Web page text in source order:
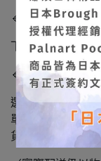
🔹 現貨商品
下單後 下一個工
🔹 隔日到貨說明
選擇蝦皮「隔日
單，即可於當天
貨。